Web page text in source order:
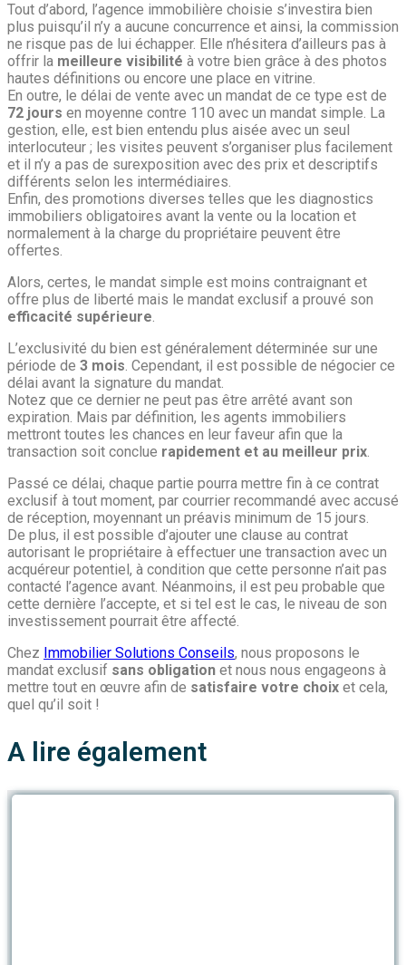
Tout d’abord, l’agence immobilière choisie s’investira bien
plus puisqu’il n’y a aucune concurrence et ainsi, la commission
ne risque pas de lui échapper. Elle n’hésitera d’ailleurs pas à
offrir la meilleure visibilité à votre bien grâce à des photos
hautes définitions ou encore une place en vitrine.
En outre, le délai de vente avec un mandat de ce type est de
72 jours en moyenne contre 110 avec un mandat simple. La
gestion, elle, est bien entendu plus aisée avec un seul
interlocuteur ; les visites peuvent s’organiser plus facilement
et il n’y a pas de surexposition avec des prix et descriptifs
différents selon les intermédiaires.
Enfin, des promotions diverses telles que les diagnostics
immobiliers obligatoires avant la vente ou la location et
normalement à la charge du propriétaire peuvent être
offertes.
Alors, certes, le mandat simple est moins contraignant et
offre plus de liberté mais le mandat exclusif a prouvé son
efficacité supérieure.
L’exclusivité du bien est généralement déterminée sur une
période de 3 mois. Cependant, il est possible de négocier ce
délai avant la signature du mandat.
Notez que ce dernier ne peut pas être arrêté avant son
expiration. Mais par définition, les agents immobiliers
mettront toutes les chances en leur faveur afin que la
transaction soit conclue rapidement et au meilleur prix.
Passé ce délai, chaque partie pourra mettre fin à ce contrat
exclusif à tout moment, par courrier recommandé avec accusé
de réception, moyennant un préavis minimum de 15 jours.
De plus, il est possible d’ajouter une clause au contrat
autorisant le propriétaire à effectuer une transaction avec un
acquéreur potentiel, à condition que cette personne n’ait pas
contacté l’agence avant. Néanmoins, il est peu probable que
cette dernière l’accepte, et si tel est le cas, le niveau de son
investissement pourrait être affecté.
Chez Immobilier Solutions Conseils, nous proposons le
mandat exclusif sans obligation et nous nous engageons à
mettre tout en œuvre afin de satisfaire votre choix et cela,
quel qu’il soit !
A lire également